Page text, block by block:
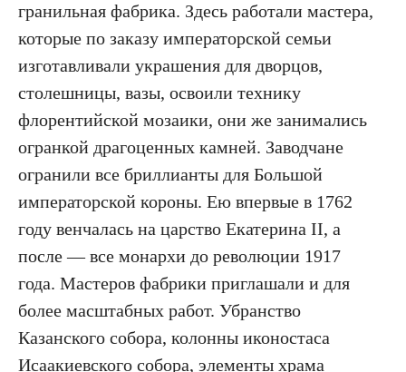
гранильная фабрика. Здесь работали мастера,
которые по заказу императорской семьи
изготавливали украшения для дворцов,
столешницы, вазы, освоили технику
флорентийской мозаики, они же занимались
огранкой драгоценных камней. Заводчане
огранили все бриллианты для Большой
императорской короны. Ею впервые в 1762
году венчалась на царство Екатерина II, а
после — все монархи до революции 1917
года. Мастеров фабрики приглашали и для
более масштабных работ. Убранство
Казанского собора, колонны иконостаса
Исаакиевского собора, элементы храма